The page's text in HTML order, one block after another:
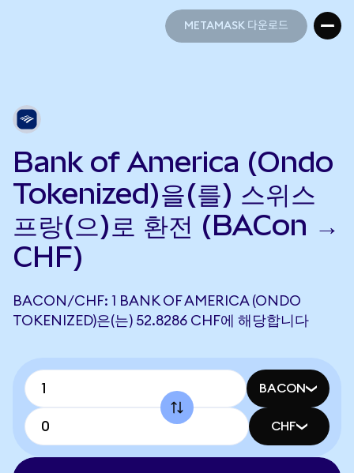
METAMASK 다운로드
Bank of America (Ondo
Tokenized)을(를) 스위스
프랑(으)로 환전 (BACon →
CHF)
BACON/CHF: 1 BANK OF AMERICA (ONDO
TOKENIZED)은(는) 52.8286 CHF에 해당합니다
BACON
CHF